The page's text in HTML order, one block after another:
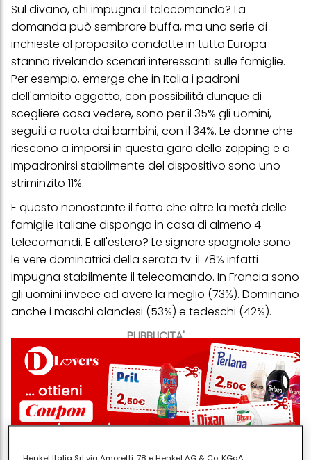
PUBBLICITA'
Sul divano, chi impugna il telecomando? La
domanda può sembrare buffa, ma una serie di
inchieste al proposito condotte in tutta Europa
stanno rivelando scenari interessanti sulle famiglie.
Per esempio, emerge che in Italia i padroni
dell'ambito oggetto, con possibilità dunque di
scegliere cosa vedere, sono per il 35% gli uomini,
seguiti a ruota dai bambini, con il 34%. Le donne che
riescono a imporsi in questa gara dello zapping e a
impadronirsi stabilmente del dispositivo sono uno
striminzito 11%.
E questo nonostante il fatto che oltre la metà delle
famiglie italiane disponga in casa di almeno 4
telecomandi. E all'estero? Le signore spagnole sono
le vere dominatrici della serata tv: il 78% infatti
impugna stabilmente il telecomando. In Francia sono
gli uomini invece ad avere la meglio (73%). Dominano
anche i maschi olandesi (53%) e tedeschi (42%).